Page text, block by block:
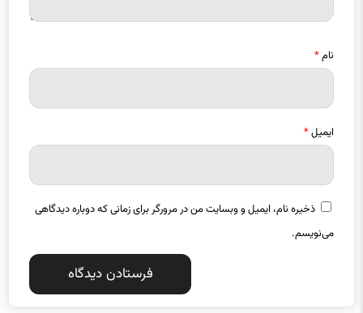
ایمیل*
ذخیره نام، ایمیل و وبسایت من در مرورگر برای زمانی که دوباره دیدگاهی
می‌نویسم.